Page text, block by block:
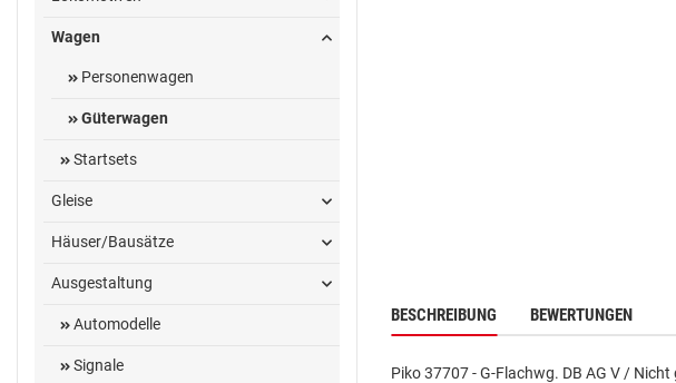
BESCHREIBUNG BEWERTUNGEN
Piko 37707 - G-Flachwg. DB AG V /
Wagen
Personenwagen
Güterwagen
Startsets
Gleise
Häuser/Bausätze
Ausgestaltung
Automodelle
Signale